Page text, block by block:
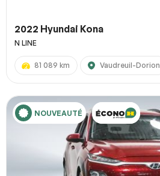
2022 Hyundai Kona
N LINE
81 089 km Vaudreuil-Dorion
NOUVEAUTÉ